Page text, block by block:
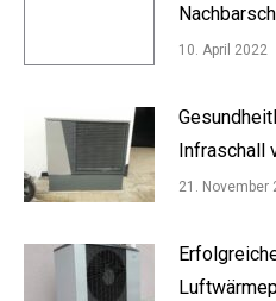
10. April 2022
Infraschall
21. November